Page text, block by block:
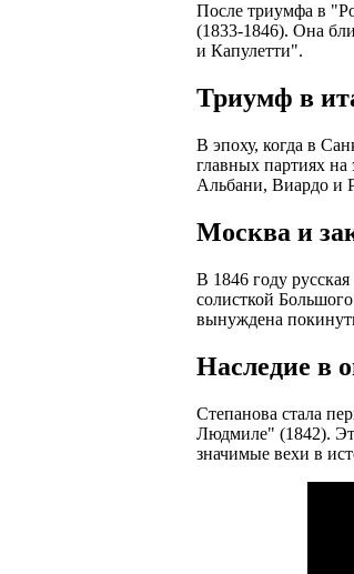
После триумфа в
(1833-1846). Она
и Капулетти".
Триумф в
В эпоху, когда в
главных партиях
Альбани, Виардо и
Москва и
В 1846 году
солисткой
вынуждена
Наследие в
Степанова стала
Людмиле" (1842).
значимые вехи в